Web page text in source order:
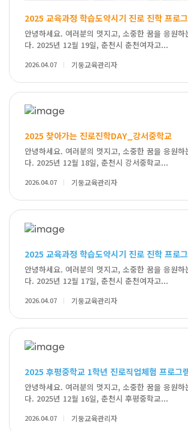
2025 교육과정 학습도약시기 진로 진학 프로
안녕하세요. 여러분의 멋지고, 소중한 꿈을 응원하
다. 2025년 12월 19일, 춘천시 춘천여자고...
2026.04.07 기둥교육관리자
2025 찾아가는 진로진학DAY_강서중학교
안녕하세요. 여러분의 멋지고, 소중한 꿈을 응원하
다. 2025년 12월 18일, 춘천시 강서중학교...
2026.04.07 기둥교육관리자
2025 교육과정 학습도약시기 진로 진학 프로
안녕하세요. 여러분의 멋지고, 소중한 꿈을 응원하
다. 2025년 12월 17일, 춘천시 춘천여자고...
2026.04.07 기둥교육관리자
2025 후평중학교 1학년 진로직업체험 프로그
안녕하세요. 여러분의 멋지고, 소중한 꿈을 응원하
다. 2025년 12월 16일, 춘천시 후평중학교...
2026.04.07 기둥교육관리자